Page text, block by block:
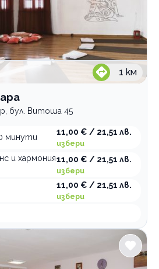
1 км
бул. Витоша 45
минути
11,00 € / 21,51 лв.
избери
и хармония11,00 € / 21,51 лв.
избери
11,00 € / 21,51 лв.
избери